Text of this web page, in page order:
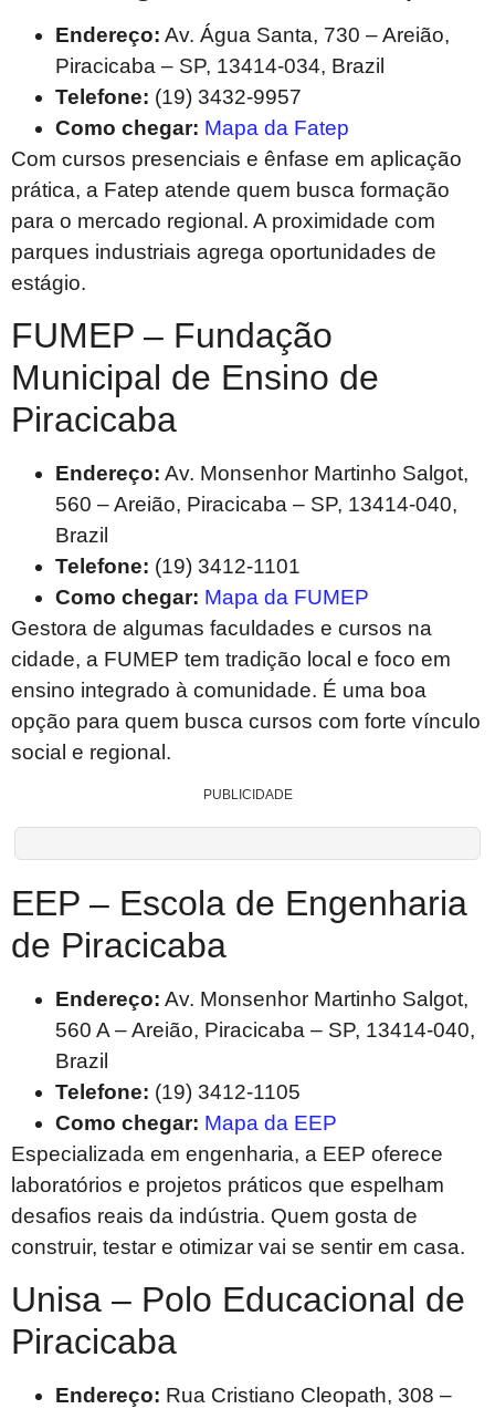
Endereço: Av. Água Santa, 730 – Areião,
Piracicaba – SP, 13414-034, Brazil
Telefone: (19) 3432-9957
Como chegar: Mapa da Fatep
Com cursos presenciais e ênfase em aplicação
prática, a Fatep atende quem busca formação
para o mercado regional. A proximidade com
parques industriais agrega oportunidades de
estágio.
FUMEP – Fundação
Municipal de Ensino de
Piracicaba
Endereço: Av. Monsenhor Martinho Salgot,
560 – Areião, Piracicaba – SP, 13414-040,
Brazil
Telefone: (19) 3412-1101
Como chegar: Mapa da FUMEP
Gestora de algumas faculdades e cursos na
cidade, a FUMEP tem tradição local e foco em
ensino integrado à comunidade. É uma boa
opção para quem busca cursos com forte vínculo
social e regional.
PUBLICIDADE
EEP – Escola de Engenharia
de Piracicaba
Endereço: Av. Monsenhor Martinho Salgot,
560 A – Areião, Piracicaba – SP, 13414-040,
Brazil
Telefone: (19) 3412-1105
Como chegar: Mapa da EEP
Especializada em engenharia, a EEP oferece
laboratórios e projetos práticos que espelham
desafios reais da indústria. Quem gosta de
construir, testar e otimizar vai se sentir em casa.
Unisa – Polo Educacional de
Piracicaba
Endereço: Rua Cristiano Cleopath, 308 –